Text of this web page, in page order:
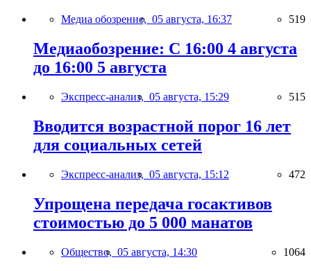
Медиа обозрение, 05 августа, 16:37 519
Медиаобозрение: С 16:00 4 августа
до 16:00 5 августа
Экспресс-анализ, 05 августа, 15:29 515
Вводится возрастной порог 16 лет
для социальных сетей
Экспресс-анализ, 05 августа, 15:12 472
Упрощена передача госактивов
стоимостью до 5 000 манатов
Общество, 05 августа, 14:30 1064